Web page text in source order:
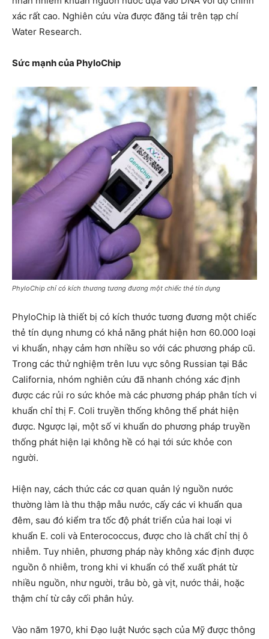
xác rất cao. Nghiên cứu vừa được đăng tải trên tạp chí
Water Research.
Sức mạnh của PhyloChip
PhyloChip chỉ có kích thương tương đương một chiếc thẻ tín dụng
PhyloChip là thiết bị có kích thước tương đương một chiếc
thẻ tín dụng nhưng có khả năng phát hiện hơn 60.000 loại
vi khuẩn, nhạy cảm hơn nhiều so với các phương pháp cũ.
Trong các thử nghiệm trên lưu vực sông Russian tại Bắc
California, nhóm nghiên cứu đã nhanh chóng xác định
được các rủi ro sức khỏe mà các phương pháp phân tích vi
khuẩn chỉ thị F. Coli truyền thống không thể phát hiện
được. Ngược lại, một số vi khuẩn do phương pháp truyền
thống phát hiện lại không hề có hại tới sức khỏe con
người.
Hiện nay, cách thức các cơ quan quản lý nguồn nước
thường làm là thu thập mẫu nước, cấy các vi khuẩn qua
đêm, sau đó kiểm tra tốc độ phát triển của hai loại vi
khuẩn E. coli và Enterococcus, được cho là chất chỉ thị ô
nhiễm. Tuy nhiên, phương pháp này không xác định được
nguồn ô nhiễm, trong khi vi khuẩn có thể xuất phát từ
nhiều nguồn, như người, trâu bò, gà vịt, nước thải, hoặc
thậm chí từ cây cối phân hủy.
Vào năm 1970, khi Đạo luật Nước sạch của Mỹ được thông